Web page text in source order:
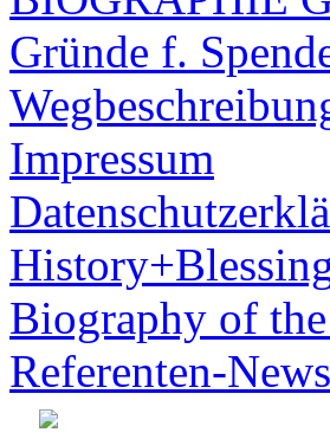
Gründe f.
Impressum
Biography of
Referenten-News